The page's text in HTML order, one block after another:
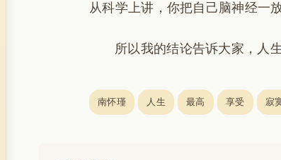
从科学上讲，你把自己脑神经一
所以我的结论告诉大家，人
南怀瑾 人生 最高 享受 寂